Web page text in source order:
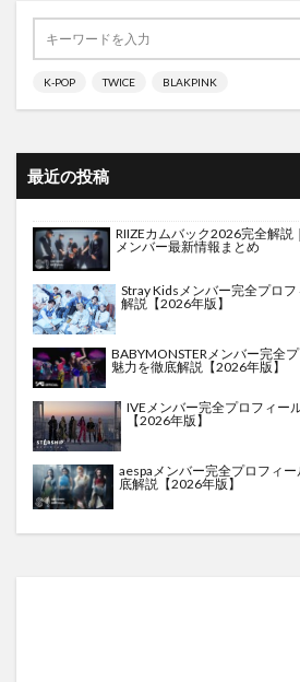
K-POP TWICE BLAKPINK
最近の投稿
RIIZEカムバック2026完全解説
メンバー最新情報まとめ
Stray Kidsメンバー完全プロ
解説【2026年版】
BABYMONSTERメンバー完全
魅力を徹底解説【2026年版】
IVEメンバー完全プロフィー
【2026年版】
aespaメンバー完全プロフィ
底解説【2026年版】